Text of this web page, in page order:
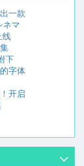
一款
ネマ
线
下
字体
开启